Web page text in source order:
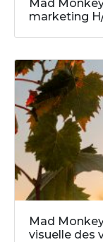
Mad
marketing
Mad
visuelle des